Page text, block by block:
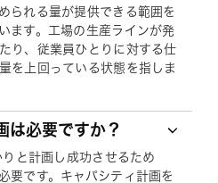
られる量が提供できる範囲を
ます。工場の生産ラインが発
り、従業員ひとりに対する仕
を上回っている状態を指しま
は必要ですか？
と計画し成功させるため
要です。キャパシティ計画を